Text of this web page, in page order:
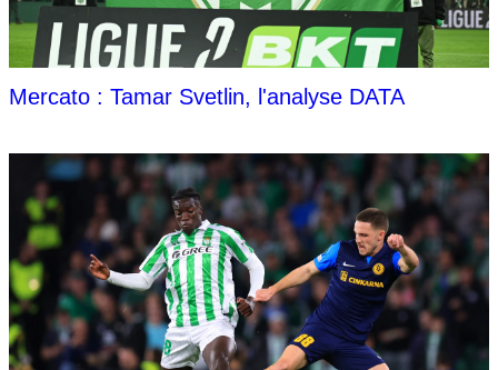
Mercato : Tamar Svetlin, l'analyse DATA